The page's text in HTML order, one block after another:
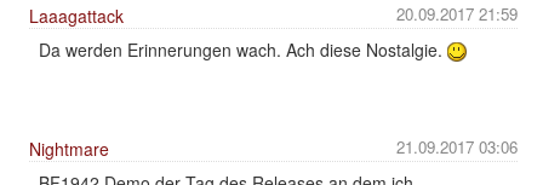
20.09.2017 21:59
Laaagattack
Da werden Erinnerungen wach. Ach diese Nostalgie.
21.09.2017 03:06
Nightmare